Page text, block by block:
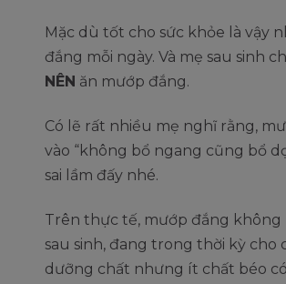
Mặc dù tốt cho sức khỏe là vậy
đắng mỗi ngày. Và mẹ sau sinh
NÊN ăn mướp đắng.
Có lẽ rất nhiều mẹ nghĩ rằng,
vào “không bổ ngang cũng bổ
sai lầm đấy nhé.
Trên thực tế, mướp đắng
sau sinh, đang trong thời kỳ
dưỡng chất nhưng ít chất béo